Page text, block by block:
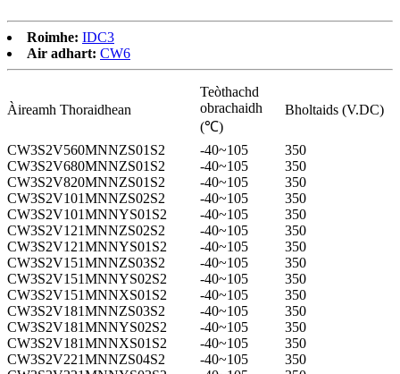
Roimhe: IDC3
Air adhart: CW6
Àireamh Thoraidhean
Teòthachd
obrachaidh
(℃)
Bholtaids (V.DC)
CW3S2V560MNNZS01S2 -40~105
350
CW3S2V680MNNZS01S2
-40~105
350
CW3S2V820MNNZS01S2
-40~105
350
CW3S2V101MNNZS02S2
-40~105
350
CW3S2V101MNNYS01S2
-40~105
350
CW3S2V121MNNZS02S2
-40~105
350
CW3S2V121MNNYS01S2
-40~105
350
CW3S2V151MNNZS03S2
-40~105
350
CW3S2V151MNNYS02S2
-40~105
350
CW3S2V151MNNXS01S2
-40~105
350
CW3S2V181MNNZS03S2
-40~105
350
CW3S2V181MNNYS02S2
-40~105
350
CW3S2V181MNNXS01S2
-40~105
350
CW3S2V221MNNZS04S2
-40~105
350